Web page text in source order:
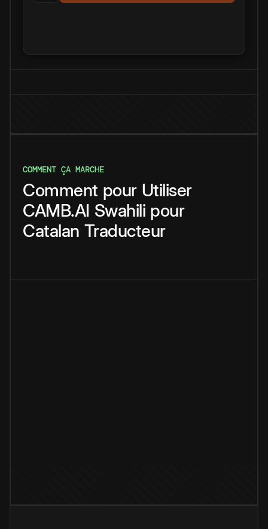
COMMENT ÇA MARCHE
Comment pour Utiliser
CAMB.AI Swahili pour
Catalan Traducteur